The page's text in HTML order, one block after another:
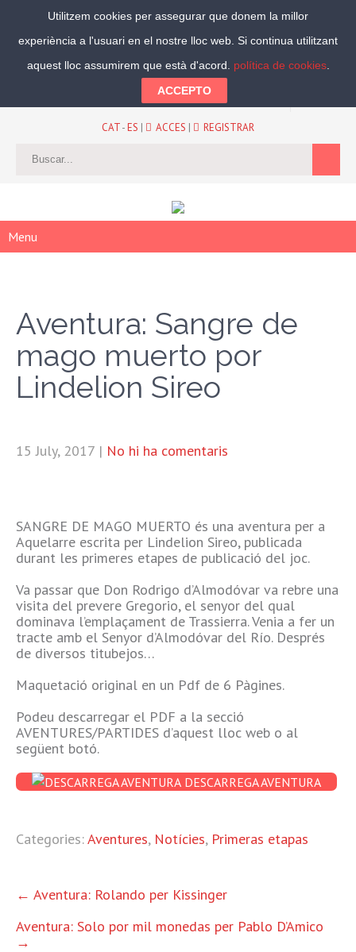
Segueix-nos:
CAT-ES | ACCES | REGISTRAR
Menu
Aventura: Sangre de
mago muerto por
Lindelion Sireo
15 July, 2017 | No hi ha comentaris
SANGRE DE MAGO MUERTO és una aventura per a
Aquelarre escrita per Lindelion Sireo, publicada
durant les primeres etapes de publicació del joc.
Va passar que Don Rodrigo d’Almodóvar va rebre una
visita del prevere Gregorio, el senyor del qual
dominava l’emplaçament de Trassierra. Venia a fer un
tracte amb el Senyor d’Almodóvar del Río. Després
de diversos titubejos…
Maquetació original en un Pdf de 6 Pàgines.
Podeu descarregar el PDF a la secció
AVENTURES/PARTIDES d’aquest lloc web o al
següent botó.
DESCARREGA AVENTURA
Categories:Aventures, Notícies, Primeras etapas
ALTRES
ENTRADES
← Aventura: Rolando per Kissinger
Aventura: Solo por mil monedas per Pablo D’Amico
→
Utilitzem cookies per assegurar que donem la millor
experiència a l'usuari en el nostre lloc web. Si continua utilitzant
aquest lloc assumirem que està d'acord. política de cookies.
ACCEPTO